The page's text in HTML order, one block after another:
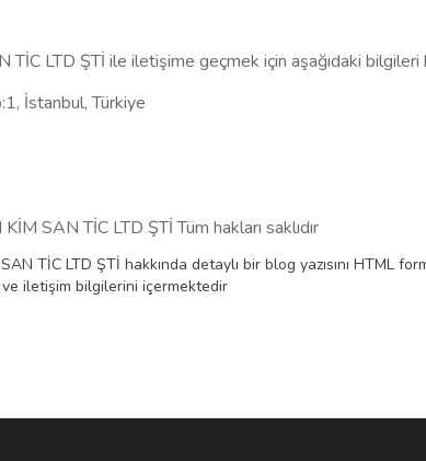
TİC LTD ŞTİ ile iletişime geçmek için aşağıdaki bilgileri
İstanbul, Türkiye
SAN TİC LTD ŞTİ Tüm hakları saklıdır
TİC LTD ŞTİ hakkında detaylı bir blog yazısını HTML
iletişim bilgilerini içermektedir